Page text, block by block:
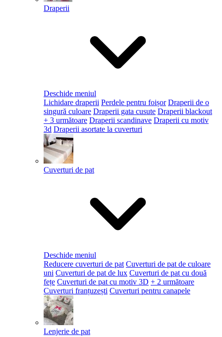
Draperii
Deschide meniul
Lichidare draperii Perdele pentru foișor Draperii de o
singură culoare Draperii gata cusute Draperii blackout
+ 3 următoare Draperii scandinave Draperii cu motiv
3d Draperii asortate la cuverturi
Cuverturi de pat
Deschide meniul
Reducere cuverturi de pat Cuverturi de pat de culoare
uni Cuverturi de pat de lux Cuverturi de pat cu două
fețe Cuverturi de pat cu motiv 3D + 2 următoare
Cuverturi franțuzești Cuverturi pentru canapele
Lenjerie de pat